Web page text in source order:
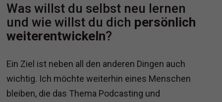
Was willst du selbst neu lernen
und wie willst du dich persönlich
weiterentwickeln?
Ein Ziel ist neben all den anderen Dingen auch
wichtig. Ich möchte weiterhin eines Menschen
bleiben, die das Thema Podcasting und